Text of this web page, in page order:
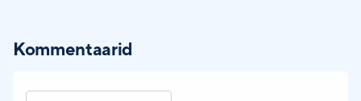
Kommentaarid